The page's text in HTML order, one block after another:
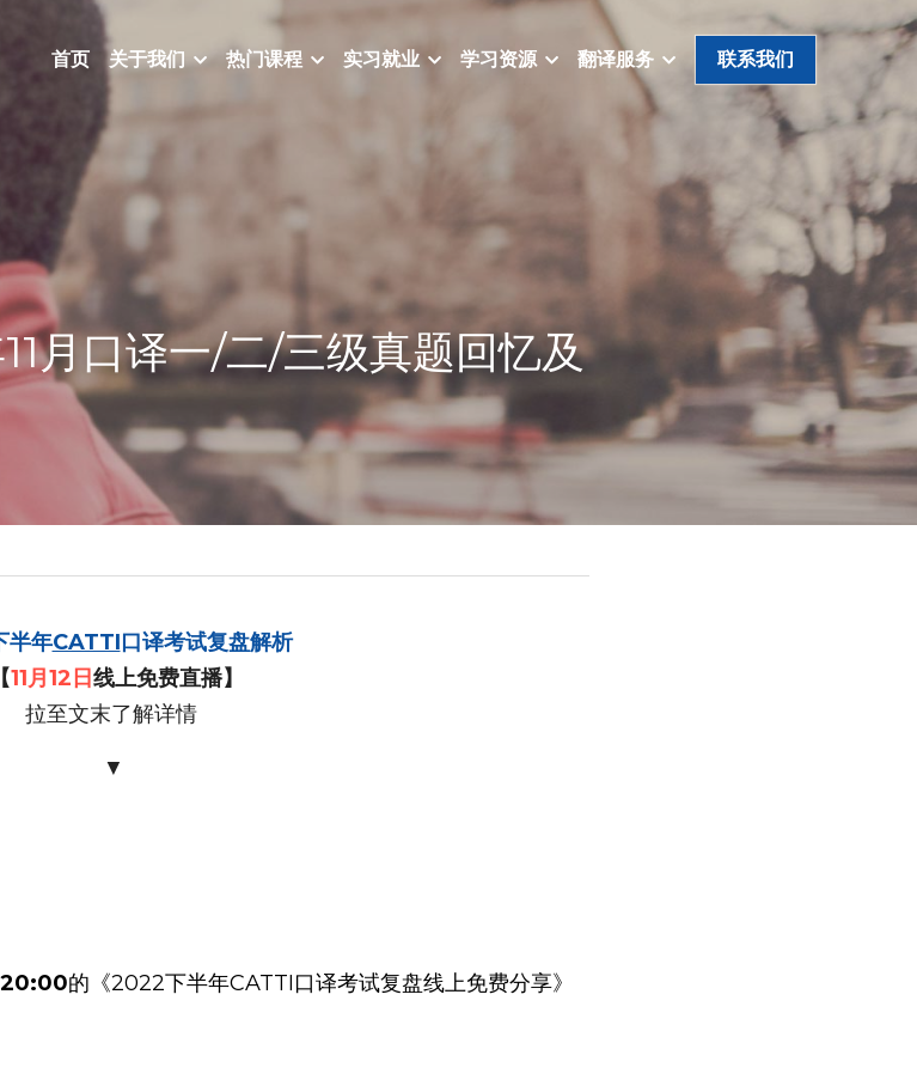
首页 关于我们 热门课程 实习就业 学习资源 翻译服务 联系我们
月口译一/二/三级真题回忆及
年CATTI口译考试复盘解析
【11月12日线上免费直播】
拉至文末了解详情
▼
20:00的《2022下半年CATTI口译考试复盘线上免费分享》